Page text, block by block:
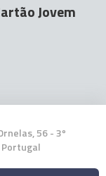
Jovem
56 - 3º